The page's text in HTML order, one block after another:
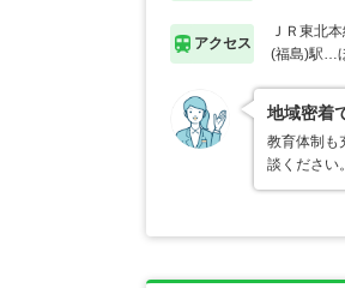
アクセス
ＪＲ東北
(福島)駅…
地域密着
教育体制も
談ください。